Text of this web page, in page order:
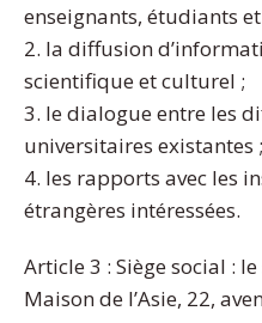
enseignants, étudiants
2. la diffusion
scientifique et culturel ;
3. le dialogue entre les
universitaires existantes ;
4. les rapports avec les
étrangères intéressées.
Article 3 : Siège social :
Maison de l’Asie, 22,